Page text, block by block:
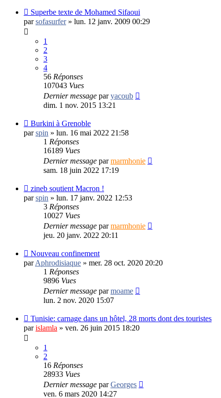
Superbe texte de Mohamed Sifaoui
parsofasurfer» lun. 12 janv. 2009 00:29
1
2
3
4
56 Réponses
107043 Vues
Dernier message paryacoub
dim. 1 nov. 2015 13:21
Burkini à Grenoble
parspin » lun. 16 mai 2022 21:58
1 Réponses
16189 Vues
Dernier message parmarmhonie
sam. 18 juin 2022 17:19
zineb soutient Macron !
parspin » lun. 17 janv. 2022 12:53
3 Réponses
10027 Vues
Dernier message parmarmhonie
jeu. 20 janv. 2022 20:11
Nouveau confinement
parAphrodisiaque » mer. 28 oct. 2020 20:20
1 Réponses
9896 Vues
Dernier message parmoame
lun. 2 nov. 2020 15:07
Tunisie: carnage dans un hôtel, 28 morts dont des touristes
parislamla » ven. 26 juin 2015 18:20
1
2
16 Réponses
28933 Vues
Dernier message parGeorges
ven. 6 mars 2020 14:27